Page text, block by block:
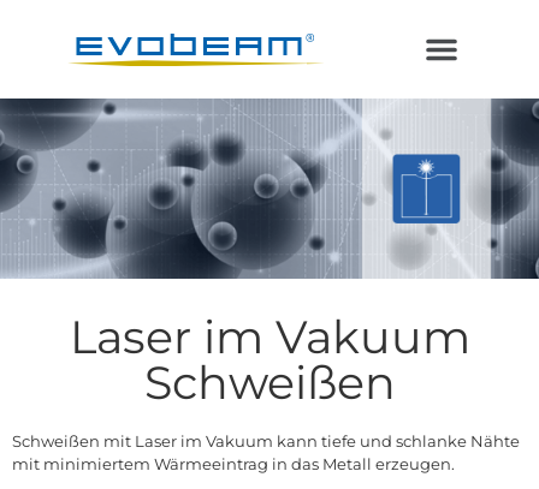
Laser im Vakuum
Schweißen
Schweißen mit Laser im Vakuum kann tiefe und schlanke Nähte
mit minimiertem Wärmeeintrag in das Metall erzeugen.